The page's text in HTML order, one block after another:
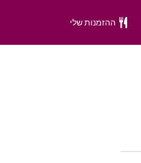
ההזמנות שלי